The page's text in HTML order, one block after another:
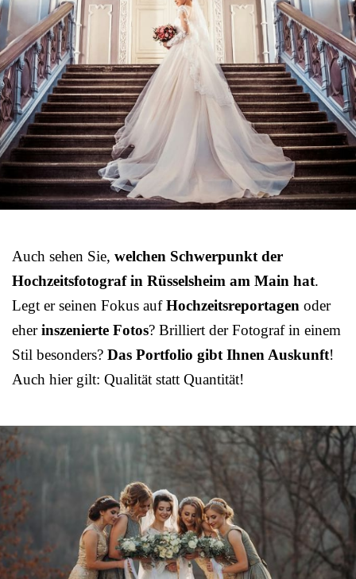
Auch sehen Sie, welchen Schwerpunkt der
Hochzeitsfotograf in Rüsselsheim am Main hat.
Legt er seinen Fokus aufHochzeitsreportagen oder
eherinszenierte Fotos? Brilliert der Fotograf in einem
Stil besonders? Das Portfolio gibt Ihnen Auskunft!
Auch hier gilt: Qualität statt Quantität!